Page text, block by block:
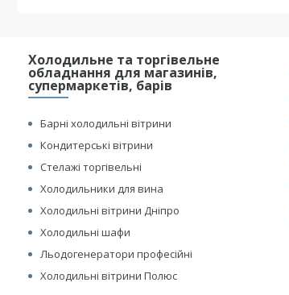
Холодильне та торгівельне
обладнання для магазинів,
супермаркетів, барів
Барні холодильні вітрини
Кондитерські вітрини
Стелажі торгівельні
Холодильники для вина
Холодильні вітрини Дніпро
Холодильні шафи
Льодогенератори професійні
Холодильні вітрини Полюс